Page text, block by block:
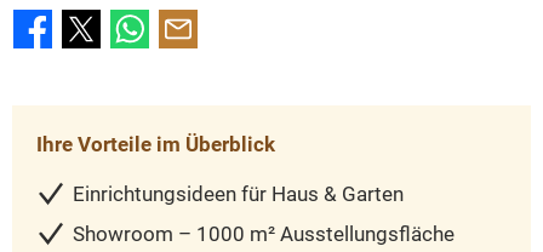
Ihre Vorteile im Überblick
Einrichtungsideen für Haus & Garten
Showroom – 1000 m² Ausstellungsfläche